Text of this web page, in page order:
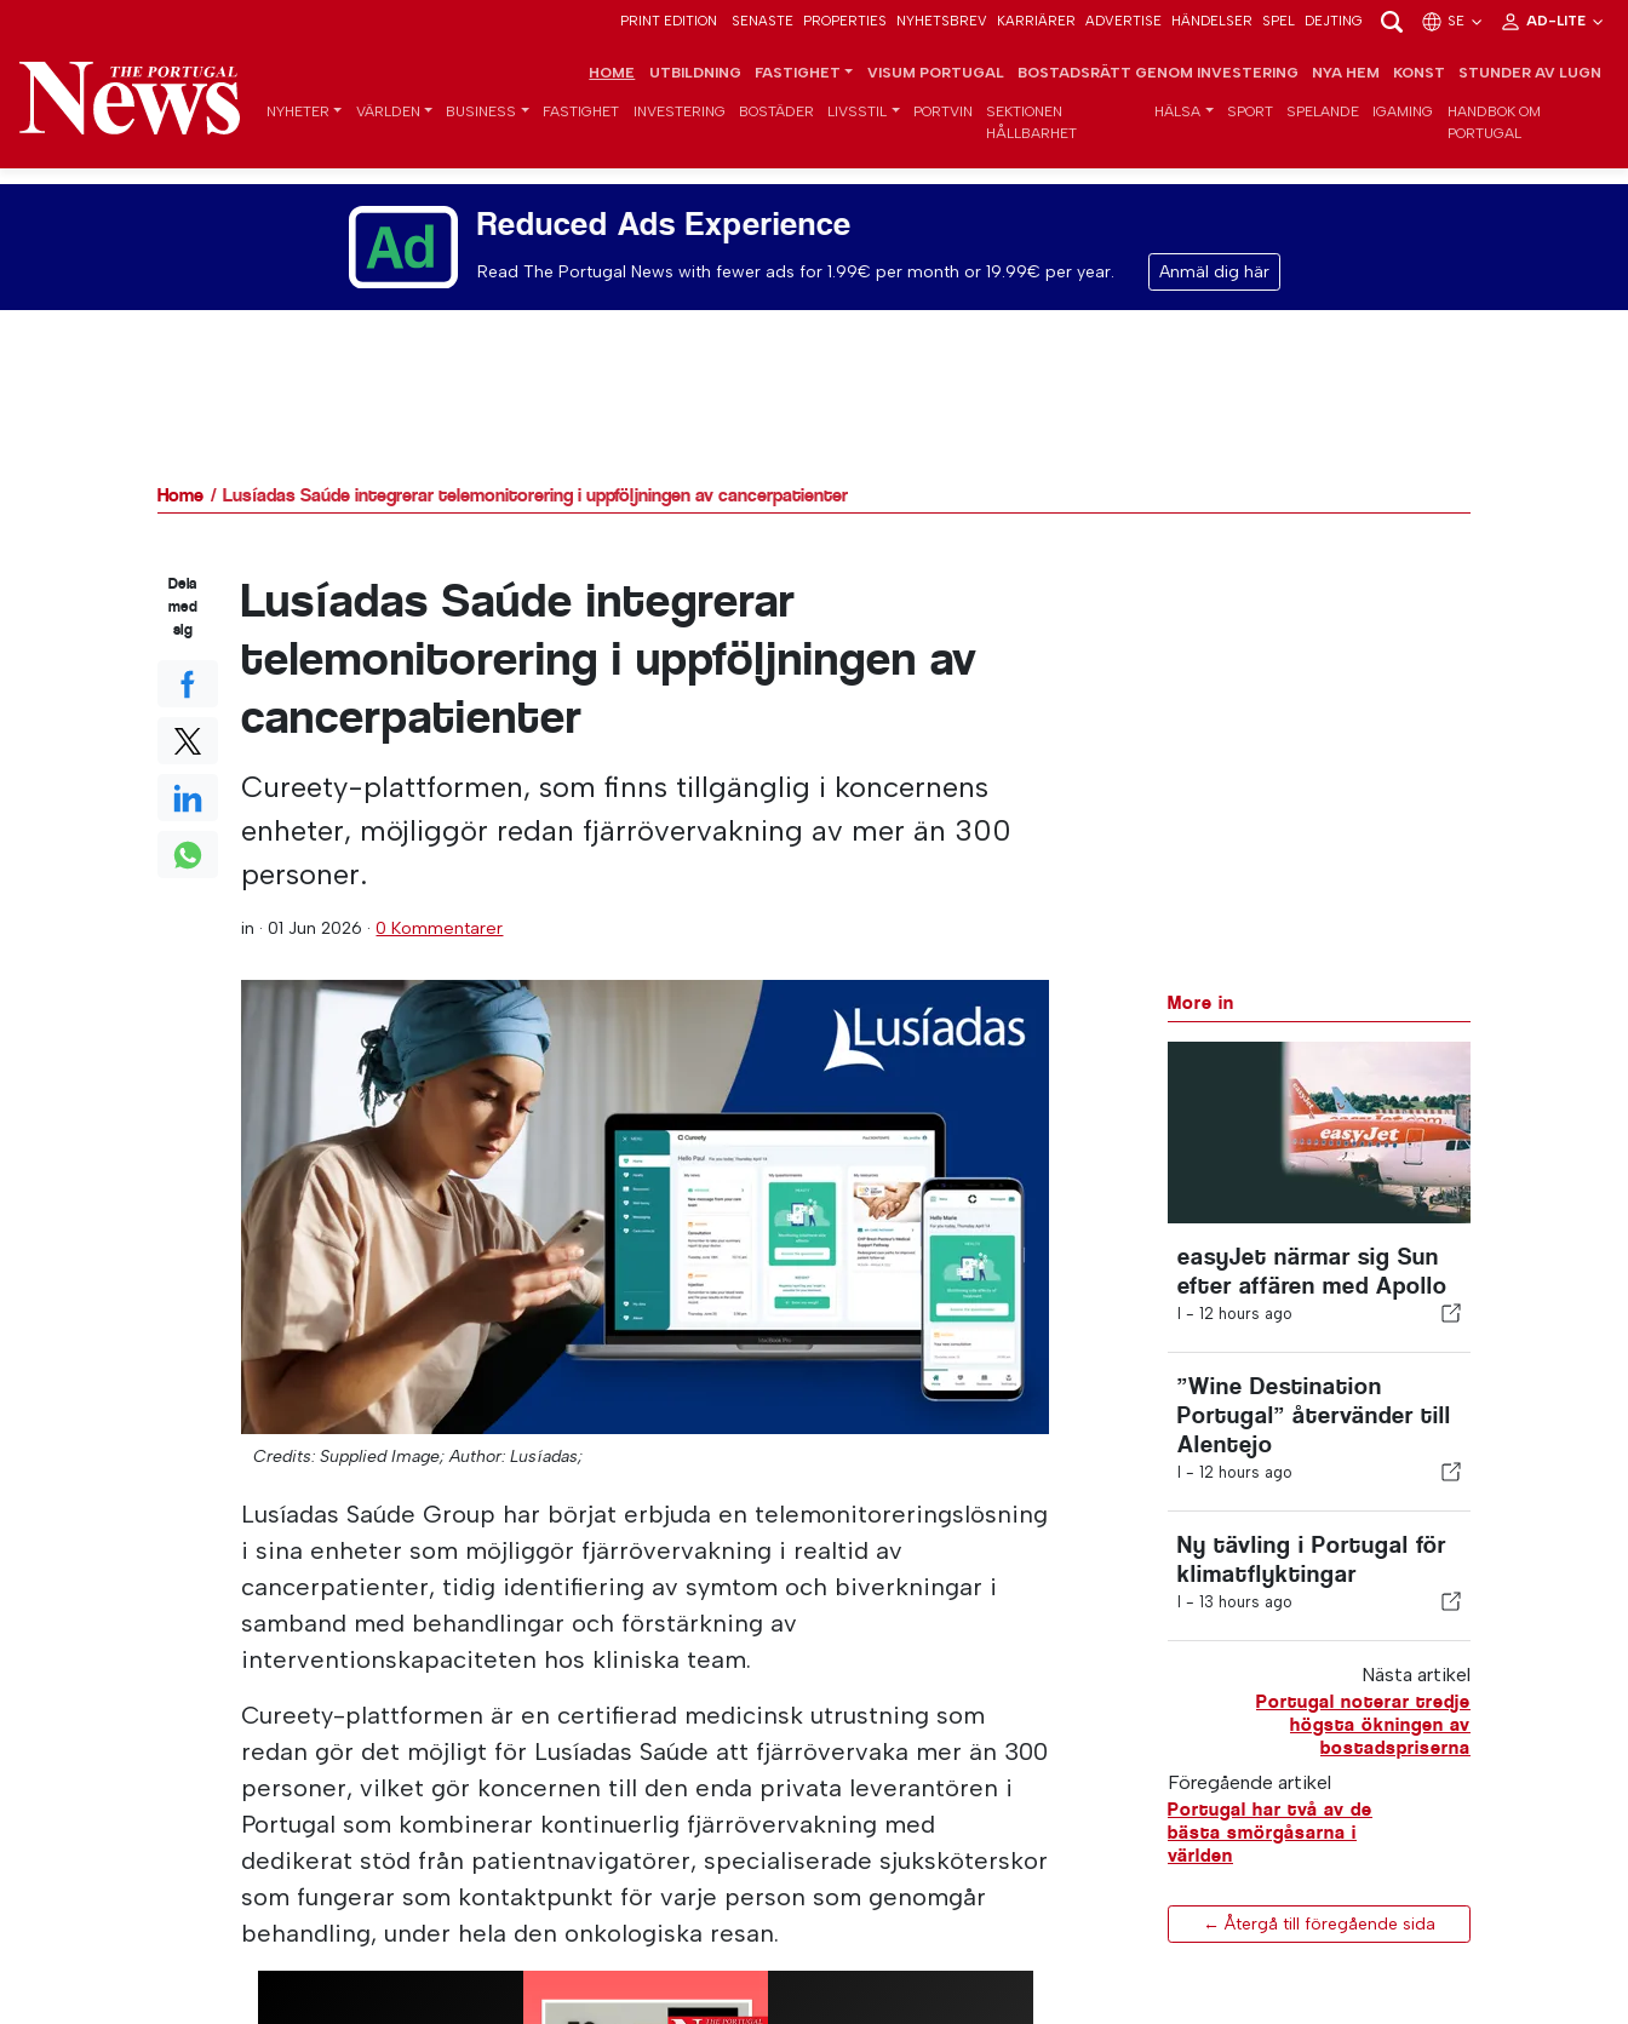
PRINT EDITION SENASTE PROPERTIES NYHETSBREV KARRIÄRER ADVERTISE HÄNDELSER SPEL DEJTING SE AD-LITE
HOME UTBILDNING FASTIGHET VISUM PORTUGAL BOSTADSRÄTT GENOM INVESTERING NYA HEM KONST STUNDER AV LUGN
NYHETER VÄRLDEN BUSINESS FASTIGHET INVESTERING BOSTÄDER LIVSSTIL PORTVIN
SEKTIONEN
HÅLLBARHET
HÄLSA SPORT SPELANDE IGAMING
HANDBOK OM
PORTUGAL
Reduced Ads Experience
Read The Portugal News with fewer ads for 1.99€ per month or 19.99€ per year. Anmäl dig här
Home Lusíadas Saúde integrerar telemonitorering i uppföljningen av cancerpatienter
Lusíadas Saúde integrerar
telemonitorering i uppföljningen av
cancerpatienter
Cureety-plattformen, som finns tillgänglig i koncernens
enheter, möjliggör redan fjärrövervakning av mer än 300
personer.
in ·01 Jun 2026 ·0 Kommentarer
Credits: Supplied Image; Author: Lusíadas;
Lusíadas Saúde Group har börjat erbjuda en telemonitoreringslösning
i sina enheter som möjliggör fjärrövervakning i realtid av
cancerpatienter, tidig identifiering av symtom och biverkningar i
samband med behandlingar och förstärkning av
interventionskapaciteten hos kliniska team.
Cureety-plattformen är en certifierad medicinsk utrustning som
redan gör det möjligt för Lusíadas Saúde att fjärrövervaka mer än 300
personer, vilket gör koncernen till den enda privata leverantören i
Portugal som kombinerar kontinuerlig fjärrövervakning med
dedikerat stöd från patientnavigatörer, specialiserade sjuksköterskor
som fungerar som kontaktpunkt för varje person som genomgår
behandling, under hela den onkologiska resan.
Dela
med
sig
More in
easyJet närmar sig Sun
efter affären med Apollo
I - 12 hours ago
”Wine Destination
Portugal” återvänder till
Alentejo
I - 12 hours ago
Ny tävling i Portugal för
klimatflyktingar
I - 13 hours ago
Nästa artikel
Portugal noterar tredje
högsta ökningen av
bostadspriserna
Föregående artikel
Portugal har två av de
bästa smörgåsarna i
världen
← Återgå till föregående sida